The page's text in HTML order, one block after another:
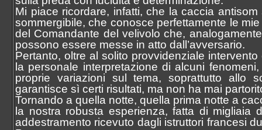
Mi piace ricordare, infatti, che la caccia
sommergibile, che conosce perfettamente le
del Comandante del velivolo che,
possono essere messe in atto dall’avversario.
Pertanto, oltre al solito provvidenziale
la personale interpretazione di alcuni
proprie variazioni sul tema, soprattutto allo
garantisce sì certi risultati, ma non ha mai
Tornando a quella notte, quella prima notte a
la nostra robusta esperienza, fatta di
addestramento ricevuto dagli istruttori francesi